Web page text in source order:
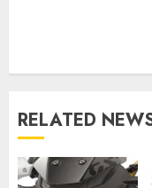
RELATED